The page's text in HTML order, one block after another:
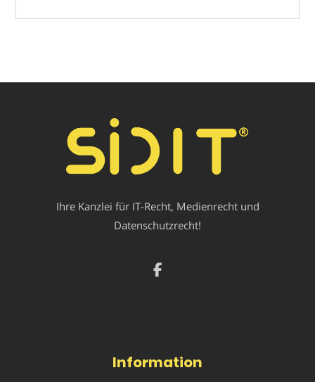
Ihre Kanzlei für IT-Recht, Medienrecht und
Datenschutzrecht!
Information